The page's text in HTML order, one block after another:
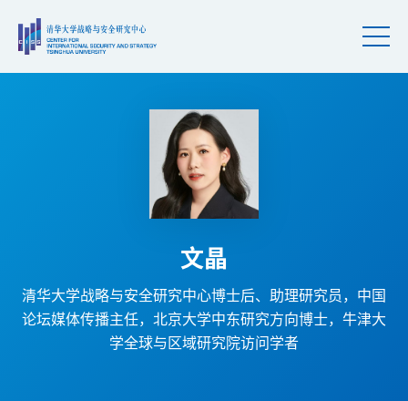
文晶
清华大学战略与安全研究中心博士后、助理研究员，中国
论坛媒体传播主任，北京大学中东研究方向博士，牛津大
学全球与区域研究院访问学者